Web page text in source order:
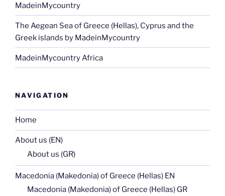
MadeinMycountry
The Aegean Sea of Greece (Hellas), Cyprus and the
Greek islands by MadeinMycountry
MadeinMycountry Africa
NAVIGATION
Home
About us (EN)
About us (GR)
Macedonia (Makedonia) of Greece (Hellas) EN
Macedonia (Makedonia) of Greece (Hellas) GR